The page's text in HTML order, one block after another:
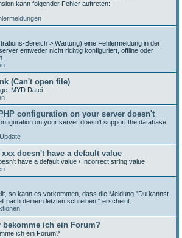
kann folgender Fehler auftreten:
Bereich > Wartung) eine Fehlermeldung in der
entweder nicht richtig konfiguriert, offline oder
(Can't open file)
.MYD Datei
configuration on your server doesn't
on your server doesn't support the database
doesn't have a default value
have a default value / Incorrect string value
so kann es vorkommen, dass die Meldung "Du kannst
nach deinem letzten schreiben." erscheint.
bekomme ich ein Forum?
ich ein Forum?